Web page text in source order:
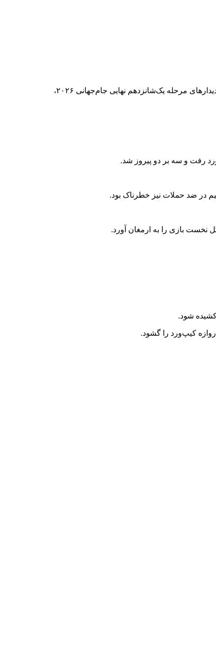
تیم ملی فوتبال آرژانتین با غلبه بر کیپ‌ورد در دیداری تماشایی، به مرحله یک‌هشتم نهایی جام‌جهانی ۲۰۲۶ راه یافت. به گزارش ایرنا، در ادامه دیدارهای مرحله یک‌شانزدهم نهایی جام‌جهانی ۲۰۲۶،
تیم در ضد حملات نیز خطرناک بود.
کیپ‌ورد را گشود.